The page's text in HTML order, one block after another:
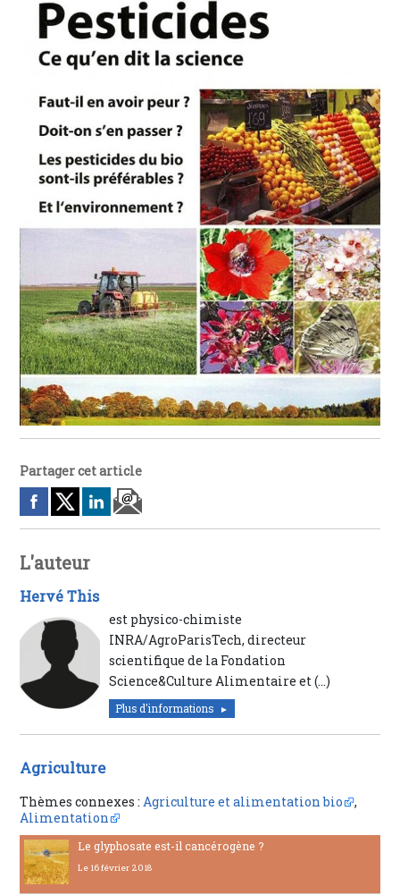
Partager cet article
L'auteur
Hervé This
est physico-chimiste
INRA/AgroParisTech, directeur
scientifique de la Fondation
Science&Culture Alimentaire et (…)
Plus d'informations
Agriculture
Thèmes connexes :Agriculture et alimentation bio
,
Alimentation
Le glyphosate est-il cancérogène ?
Le 16 février 2018